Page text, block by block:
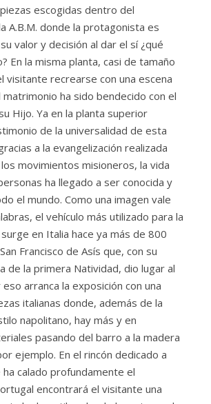
escogidas dentro del
A.B.M. donde la protagonista es
valor y decisión al dar el sí ¿qué
En la misma planta, casi de tamaño
visitante recrearse con una escena
ha sido bendecido con el
Hijo. Ya en la planta superior
de la universalidad de esta
a la evangelización realizada
movimientos misioneros, la vida
ha llegado a ser conocida y
el mundo. Como una imagen vale
el vehículo más utilizado para la
en Italia hace ya más de 800
Francisco de Asís que, con su
de la primera Natividad, dio lugar al
arranca la exposición con una
italianas donde, además de la
napolitano, hay más y en
pasando del barro a la madera
ejemplo. En el rincón dedicado a
ha calado profundamente el
encontrará el visitante una